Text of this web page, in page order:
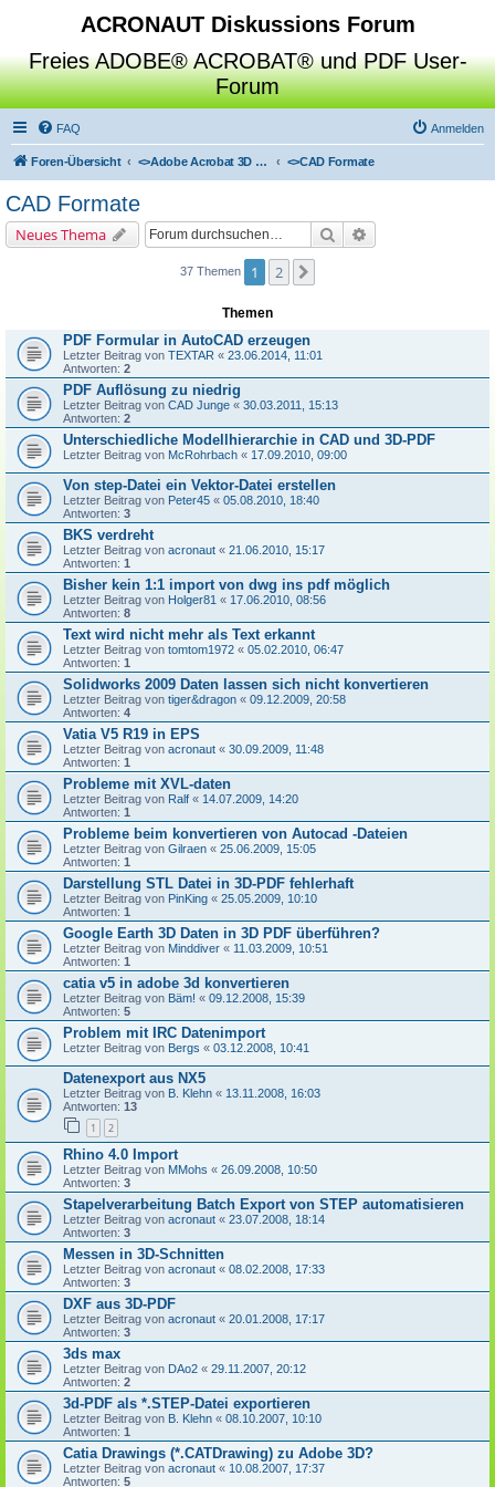
ACRONAUT Diskussions Forum
Freies ADOBE® ACROBAT® und PDF User-
Forum
FAQ Anmelden
Foren-Übersicht <>Adobe Acrobat 3D Toolkit / Deep Exploration / SAP Visual Enterprise Author <>CAD Formate
CAD Formate
Neues Thema Suche
37 Themen 1 2
Themen
PDF Formular in AutoCAD erzeugen
Letzter Beitrag von TEXTAR « 23.06.2014, 11:01
Antworten: 2
PDF Auflösung zu niedrig
Letzter Beitrag von CAD Junge « 30.03.2011, 15:13
Antworten: 2
Unterschiedliche Modellhierarchie in CAD und 3D-PDF
Letzter Beitrag von McRohrbach « 17.09.2010, 09:00
Von step-Datei ein Vektor-Datei erstellen
Letzter Beitrag von Peter45 « 05.08.2010, 18:40
Antworten: 3
BKS verdreht
Letzter Beitrag von acronaut « 21.06.2010, 15:17
Antworten: 1
Bisher kein 1:1 import von dwg ins pdf möglich
Letzter Beitrag von Holger81 « 17.06.2010, 08:56
Antworten: 8
Text wird nicht mehr als Text erkannt
Letzter Beitrag von tomtom1972 « 05.02.2010, 06:47
Antworten: 1
Solidworks 2009 Daten lassen sich nicht konvertieren
Letzter Beitrag von tiger&dragon « 09.12.2009, 20:58
Antworten: 4
Vatia V5 R19 in EPS
Letzter Beitrag von acronaut « 30.09.2009, 11:48
Antworten: 1
Probleme mit XVL-daten
Letzter Beitrag von Ralf « 14.07.2009, 14:20
Antworten: 1
Probleme beim konvertieren von Autocad -Dateien
Letzter Beitrag von Gilraen « 25.06.2009, 15:05
Antworten: 1
Darstellung STL Datei in 3D-PDF fehlerhaft
Letzter Beitrag von PinKing « 25.05.2009, 10:10
Antworten: 1
Google Earth 3D Daten in 3D PDF überführen?
Letzter Beitrag von Minddiver « 11.03.2009, 10:51
Antworten: 1
catia v5 in adobe 3d konvertieren
Letzter Beitrag von Bäm! « 09.12.2008, 15:39
Antworten: 5
Problem mit IRC Datenimport
Letzter Beitrag von Bergs « 03.12.2008, 10:41
Datenexport aus NX5
Letzter Beitrag von B. Klehn « 13.11.2008, 16:03
Antworten: 13
1 2
Rhino 4.0 Import
Letzter Beitrag von MMohs « 26.09.2008, 10:50
Antworten: 3
Stapelverarbeitung Batch Export von STEP automatisieren
Letzter Beitrag von acronaut « 23.07.2008, 18:14
Antworten: 3
Messen in 3D-Schnitten
Letzter Beitrag von acronaut « 08.02.2008, 17:33
Antworten: 3
DXF aus 3D-PDF
Letzter Beitrag von acronaut « 20.01.2008, 17:17
Antworten: 3
3ds max
Letzter Beitrag von DAo2 « 29.11.2007, 20:12
Antworten: 2
3d-PDF als *.STEP-Datei exportieren
Letzter Beitrag von B. Klehn « 08.10.2007, 10:10
Antworten: 1
Catia Drawings (*.CATDrawing) zu Adobe 3D?
Letzter Beitrag von acronaut « 10.08.2007, 17:37
Antworten: 5